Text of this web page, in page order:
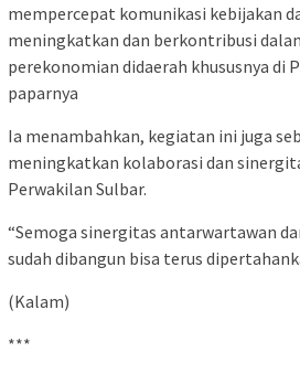
mempercepat komunikasi kebijakan
meningkatkan dan berkontribusi
perekonomian didaerah khususnya di
paparnya
Ia menambahkan, kegiatan ini juga
meningkatkan kolaborasi dan
Perwakilan Sulbar.
“Semoga sinergitas antarwartawan
sudah dibangun bisa terus
(Kalam)
***